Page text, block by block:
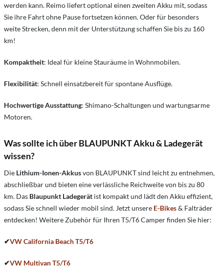
werden kann. Reimo liefert optional einen zweiten Akku mit, sodass
Sie ihre Fahrt ohne Pause fortsetzen können. Oder für besonders
weite Strecken, denn mit der Unterstützung schaffen Sie bis zu 160
km!
Kompaktheit: Ideal für kleine Stauräume in Wohnmobilen.
Flexibilität: Schnell einsatzbereit für spontane Ausflüge.
Hochwertige Ausstattung: Shimano-Schaltungen und wartungsarme
Motoren.
Was sollte ich über BLAUPUNKT Akku & Ladegerät
wissen?
Die Lithium-Ionen-Akkusvon BLAUPUNKT sind leicht zu entnehmen,
abschließbar und bieten eine verlässliche Reichweite von bis zu 80
km. Das Blaupunkt Ladegerät ist kompakt und lädt den Akku effizient,
sodass Sie schnell wieder mobil sind. Jetzt unsere E-Bikes& Falträder
entdecken! Weitere Zubehör für Ihren T5/T6 Camper finden Sie hier:
✔VW California Beach T5/T6
✔VW Multivan T5/T6